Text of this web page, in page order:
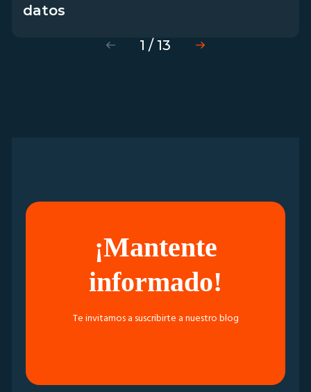
datos
1 / 13
¡Mantente
informado!
Te invitamos a suscribirte a nuestro blog